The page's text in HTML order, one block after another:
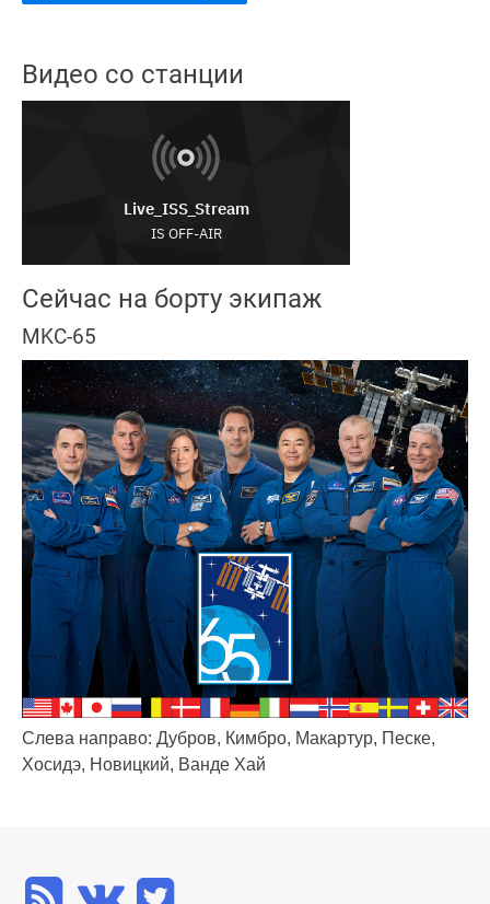
Видео со станции
Сейчас на борту экипаж
MKC-65
Слева направо: Дубров, Кимбро, Макартур, Песке,
Хосидэ, Новицкий, Ванде Хай